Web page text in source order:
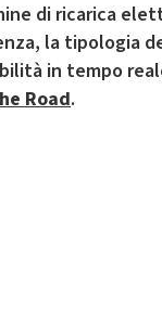
di ricarica
la tipologia
in tempo
Road.
Il